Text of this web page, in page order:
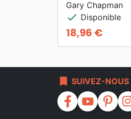
Gary Chapman
check Disponible
Prix
18,96 €
bookmark SUIVEZ-NOUS
facebook youtube pinterest